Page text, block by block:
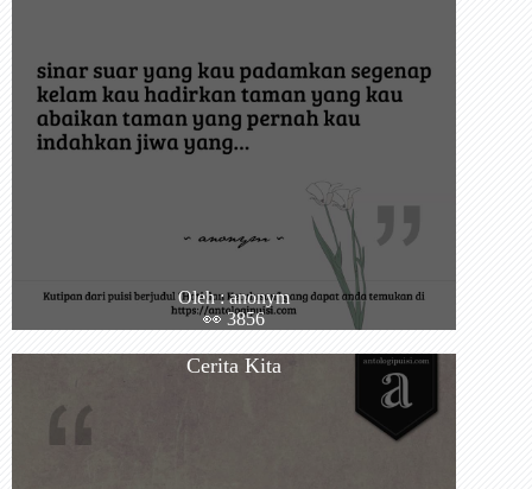
Oleh : anonym
👀 3856
Cerita Kita